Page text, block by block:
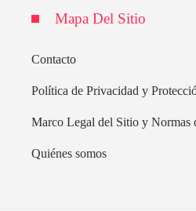
Mapa Del Sitio
Contacto
Política de Privacidad y
Marco Legal del Sitio y Normas
Quiénes somos